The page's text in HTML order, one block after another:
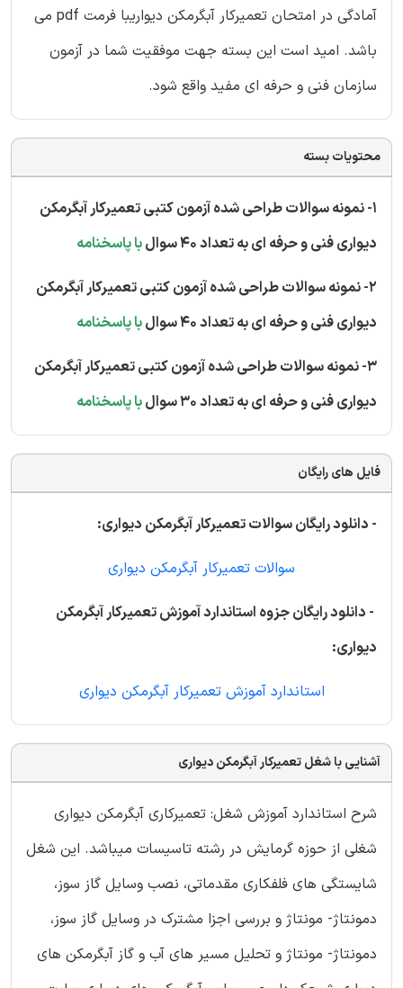
آمادگی در امتحان تعمیرکار آبگرمکن دیواریبا فرمت pdf می
باشد. امید است این بسته جهت موفقیت شما در آزمون
سازمان فنی و حرفه ای مفید واقع شود.
محتویات بسته
1- نمونه سوالات طراحی شده آزمون کتبی تعمیرکار آبگرمکن
دیواری فنی و حرفه ای به تعداد 40 سوال
با پاسخنامه
2- نمونه سوالات طراحی شده آزمون کتبی تعمیرکار آبگرمکن
دیواری فنی و حرفه ای به تعداد 40 سوال
با پاسخنامه
3- نمونه سوالات طراحی شده آزمون کتبی تعمیرکار آبگرمکن
دیواری فنی و حرفه ای به تعداد 30 سوال
با پاسخنامه
فایل های رایگان
- دانلود رایگان سوالات تعمیرکار آبگرمکن دیواری:
سوالات تعمیرکار آبگرمکن دیواری
- دانلود رایگان جزوه استاندارد آموزش تعمیرکار آبگرمکن
دیواری:
استاندارد آموزش تعمیرکار آبگرمکن دیواری
آشنایی با شغل تعمیرکار آبگرمکن دیواری
شرح استاندارد آموزش شغل: تعمیرکاری آبگرمکن دیواری
شغلی از حوزه گرمایش در رشته تاسیسات میباشد. این شغل
شایستگی های فلفکاری مقدماتی، نصب وسایل گاز سوز،
دمونتاژ- مونتاژ و بررسی اجزا مشترک در وسایل گاز سوز،
دمونتاژ- مونتاژ و تحلیل مسیر های آب و گاز آبگرمکن های